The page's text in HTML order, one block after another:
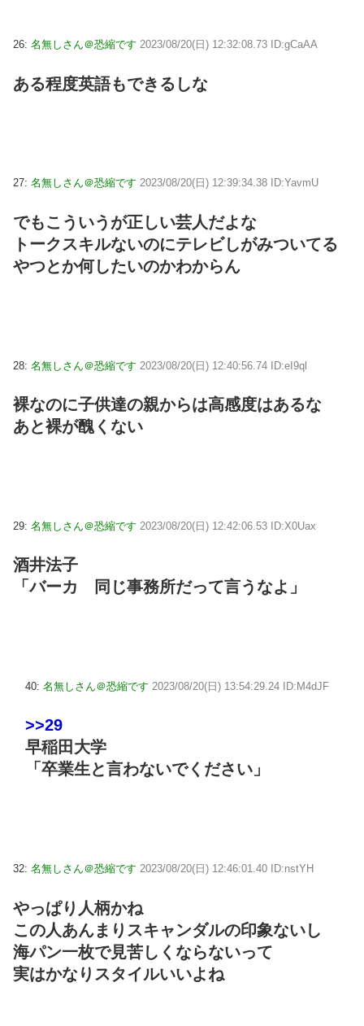
26: 名無しさん＠恐縮です 2023/08/20(日) 12:32:08.73 ID:gCaAA
ある程度英語もできるしな
27: 名無しさん＠恐縮です 2023/08/20(日) 12:39:34.38 ID:YavmU
でもこういうが正しい芸人だよな
トークスキルないのにテレビしがみついてる
やつとか何したいのかわからん
28: 名無しさん＠恐縮です 2023/08/20(日) 12:40:56.74 ID:eI9ql
裸なのに子供達の親からは高感度はあるな
あと裸が醜くない
29: 名無しさん＠恐縮です 2023/08/20(日) 12:42:06.53 ID:X0Uax
酒井法子
「バーカ 同じ事務所だって言うなよ」
40: 名無しさん＠恐縮です 2023/08/20(日) 13:54:29.24 ID:M4dJF
>>29
早稲田大学
「卒業生と言わないでください」
32: 名無しさん＠恐縮です 2023/08/20(日) 12:46:01.40 ID:nstYH
やっぱり人柄かね
この人あんまりスキャンダルの印象ないし
海パン一枚で見苦しくならないって
実はかなりスタイルいいよね